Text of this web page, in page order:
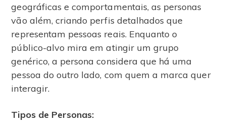
geográficas e comportamentais, as personas
vão além, criando perfis detalhados que
representam pessoas reais. Enquanto o
público-alvo mira em atingir um grupo
genérico, a persona considera que há uma
pessoa do outro lado, com quem a marca quer
interagir.
Tipos de Personas: